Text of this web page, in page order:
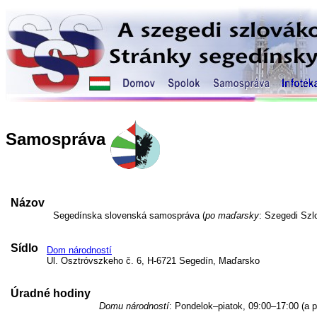
Samospráva
Názov
Segedínska slovenská samospráva (po maďarsky: Szegedi
Sídlo
Dom národností
Ul. Osztróvszkeho č. 6, H-6721 Segedín, Maďarsko
Úradné hodiny
Domu národností: Pondelok–piatok, 09:00–17:00 (a